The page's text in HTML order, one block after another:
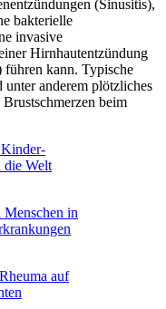
(Sinusitis),
bakterielle
invasive
Hirnhautentzündung
kann. Typische
anderem plötzliches
beim
die Welt
in
auf